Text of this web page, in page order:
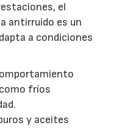
el
antirruido es un
a condiciones
fríos
y aceites